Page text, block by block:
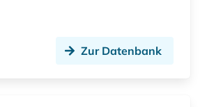
Zur Datenbank